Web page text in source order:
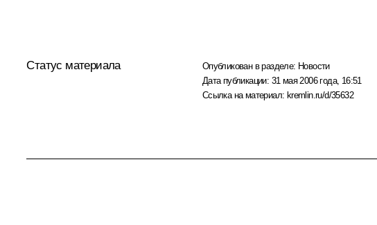
Статус материала Опубликован в разделе: Новости
Дата публикации: 31 мая 2006 года, 16:51
Ссылка на материал: kremlin.ru/d/35632